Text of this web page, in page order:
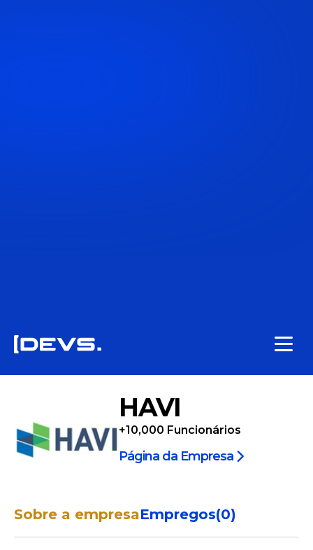
HAVI
+10,000 Funcionários
Página da Empresa
Sobre a empresaEmpregos(0)